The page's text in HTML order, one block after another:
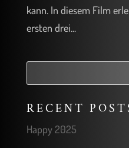
kann. In diesem Film
ersten drei...
RECENT
Happy 2025